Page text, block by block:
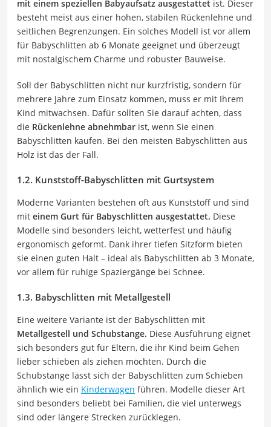
mit einem speziellen Babyaufsatz ausgestattet ist. Dieser
besteht meist aus einer hohen, stabilen Rückenlehne und
seitlichen Begrenzungen. Ein solches Modell ist vor allem
für Babyschlitten ab 6 Monate geeignet und überzeugt
mit nostalgischem Charme und robuster Bauweise.
Soll der Babyschlitten nicht nur kurzfristig, sondern für
mehrere Jahre zum Einsatz kommen, muss er mit Ihrem
Kind mitwachsen. Dafür sollten Sie darauf achten, dass
die Rückenlehne abnehmbar ist, wenn Sie einen
Babyschlitten kaufen. Bei den meisten Babyschlitten aus
Holz ist das der Fall.
1.2. Kunststoff-Babyschlitten mit Gurtsystem
Moderne Varianten bestehen oft aus Kunststoff und sind
mit einem Gurt für Babyschlitten ausgestattet. Diese
Modelle sind besonders leicht, wetterfest und häufig
ergonomisch geformt. Dank ihrer tiefen Sitzform bieten
sie einen guten Halt – ideal als Babyschlitten ab 3 Monate,
vor allem für ruhige Spaziergänge bei Schnee.
1.3. Babyschlitten mit Metallgestell
Eine weitere Variante ist der Babyschlitten mit
Metallgestell und Schubstange. Diese Ausführung eignet
sich besonders gut für Eltern, die ihr Kind beim Gehen
lieber schieben als ziehen möchten. Durch die
Schubstange lässt sich der Babyschlitten zum Schieben
ähnlich wie ein Kinderwagen führen. Modelle dieser Art
sind besonders beliebt bei Familien, die viel unterwegs
sind oder längere Strecken zurücklegen.